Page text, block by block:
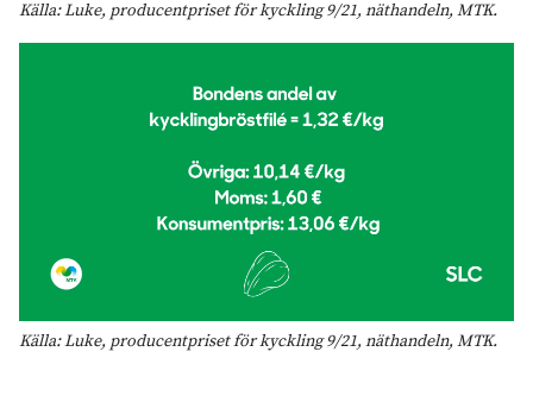
Källa: Luke, producentpriset för kyckling 9/21, näthandeln, MTK.
Källa: Luke, producentpriset för kyckling 9/21, näthandeln, MTK.